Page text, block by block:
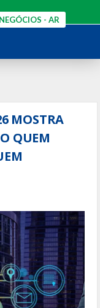
- AR
MOSTRA
QUEM